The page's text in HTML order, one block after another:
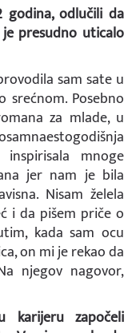
godina, odlučili da
presudno uticalo
sam sate u
Posebno
za mlade, u
mnoge
jer nam je bila
Nisam želela
i da pišem priče o
kada sam ocu
on mi je rekao da
njegov nagovor,
karijeru započeli